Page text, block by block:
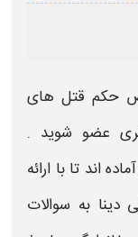
حکم قتل های
عضو شوید .
اند تا با ارائه
دینا به سوالات